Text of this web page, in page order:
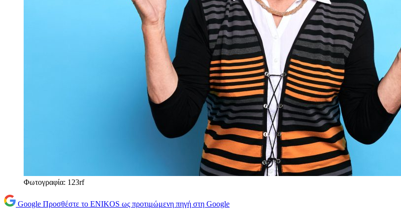
Φωτογραφία: 123rf
Google Προσθέστε το ENIKOS ως προτιμώμενη πηγή στη Google